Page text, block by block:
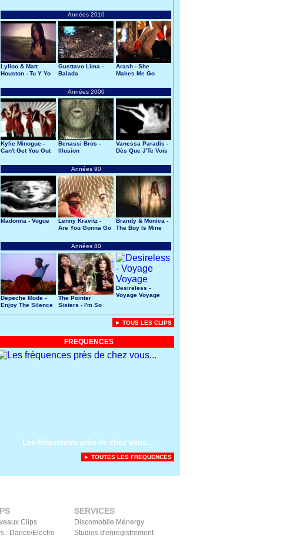
Années 2010
Lylloo & Matt
Houston - Tu Y Yo
Gusttavo Lima -
Balada
Arash - She
Makes Me Go
Années 2000
Kylie Minogue -
Can't Get You Out
Benassi Bros -
Illusion
Vanessa Paradis -
Dès Que J'Te Vois
Années 90
Madonna - Vogue
Lenny Kravitz -
Are You Gonna Go
Brandy & Monica -
The Boy Is Mine
Années 80
Depeche Mode -
Enjoy The Silence
The Pointer
Sisters - I'm So
Desireless -
Voyage Voyage
► TOUS LES CLIPS
FREQUENCES
Les fréquences près de chez vous...
► TOUTES LES FREQUENCES
Clips
: Dance/Electro
SERVICES
Discomobile Ménergy
Studios d'enregistrement